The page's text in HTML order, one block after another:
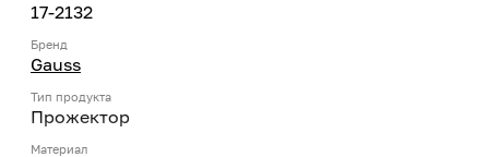
17-2132
Бренд
Gauss
Тип продукта
Прожектор
Материал